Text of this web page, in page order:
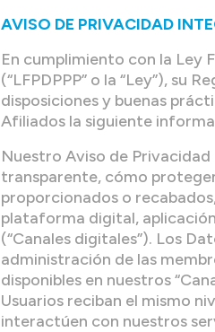
AVISO DE PRIVACIDAD
En cumplimiento con la Ley
(“LFPDPPP” o la “Ley”), su
disposiciones y buenas
Afiliados la siguiente
Nuestro Aviso de
transparente, cómo
proporcionados o
plataforma digital,
(“Canales digitales”). Los
administración de las
disponibles en nuestros
Usuarios reciban el mismo
interactúen con nuestros